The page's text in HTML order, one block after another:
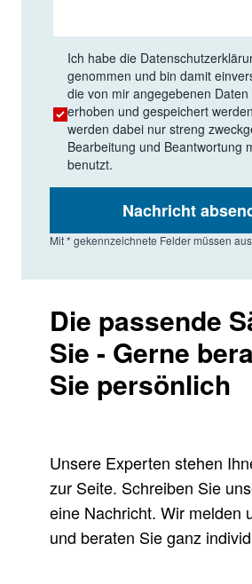
Ich habe die
genommen und bin damit
die von mir angegebenen Daten
erhoben und gespeichert
werden dabei nur streng
Bearbeitung und Beantwortung
benutzt.
Nachricht
Mit * gekennzeichnete Felder müssen
Die passende
Sie - Gerne
Sie persönlich
Unsere Experten stehen
zur Seite. Schreiben Sie
eine Nachricht. Wir melden
und beraten Sie ganz